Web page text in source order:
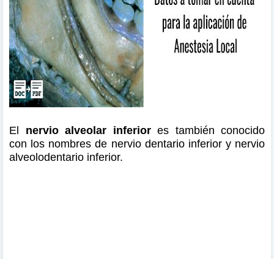
El nervio alveolar inferiores también conocido
con los nombres de nervio dentario inferior y nervio
alveolodentario inferior.